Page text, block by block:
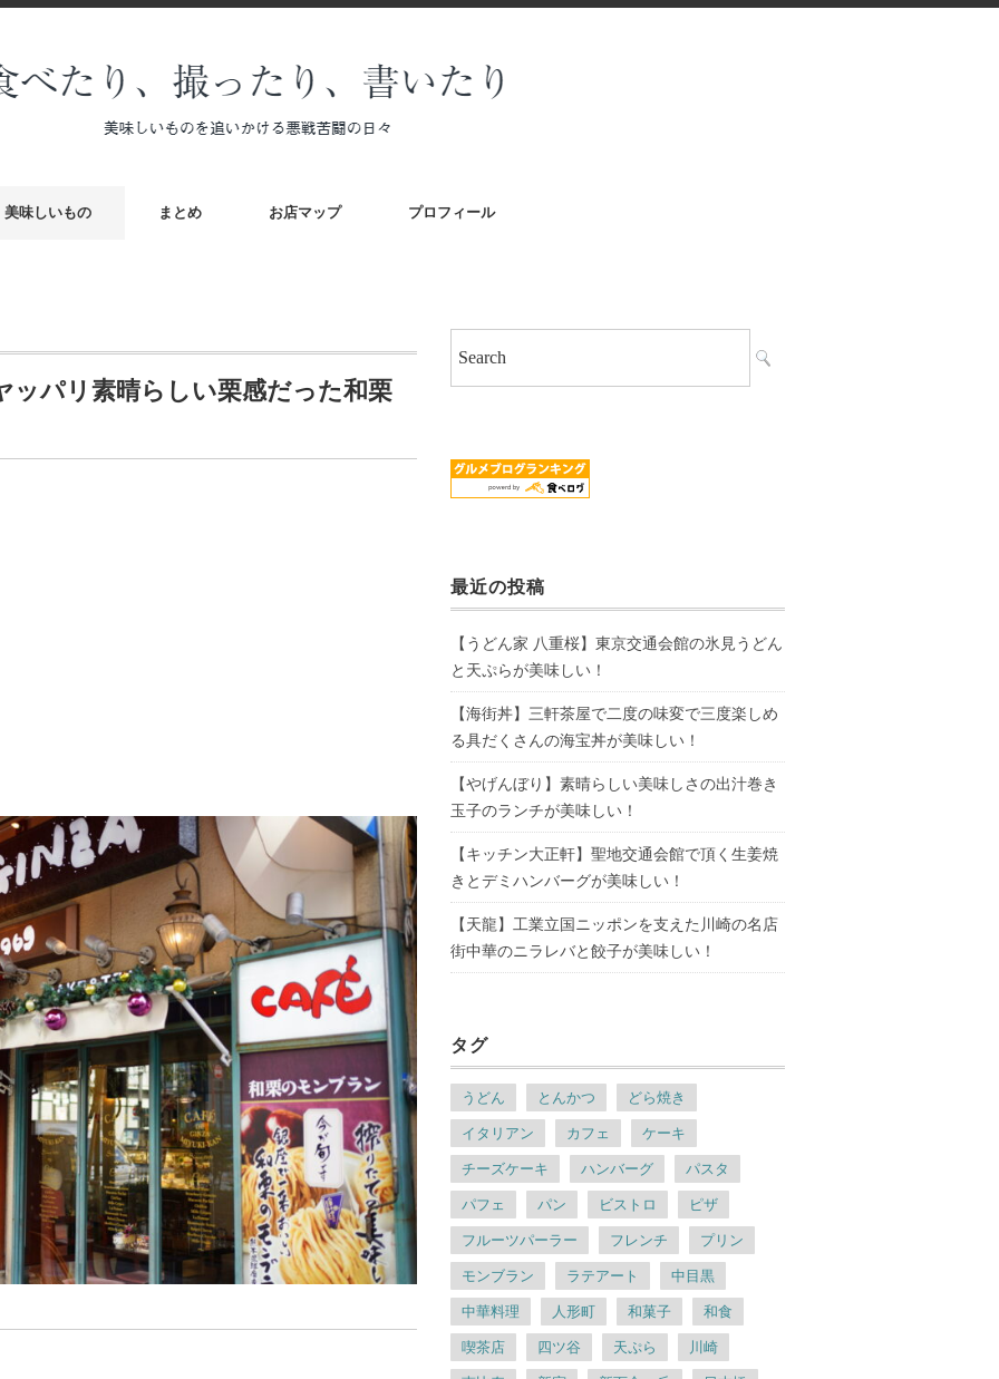
美味しいもの まとめ お店マップ プロフィール
ッパリ素晴らしい栗感だった和栗
最近の投稿
【うどん家 八重桜】東京交通会館の氷見うどん
と天ぷらが美味しい！
【海街丼】三軒茶屋で二度の味変で三度楽しめ
る具だくさんの海宝丼が美味しい！
【やげんぼり】素晴らしい美味しさの出汁巻き
玉子のランチが美味しい！
【キッチン大正軒】聖地交通会館で頂く生姜焼
きとデミハンバーグが美味しい！
【天龍】工業立国ニッポンを支えた川崎の名店
街中華のニラレバと餃子が美味しい！
タグ
うどん とんかつ どら焼き
イタリアン カフェ ケーキ
チーズケーキ ハンバーグ パスタ
パフェ パン ビストロ ピザ
フルーツパーラー フレンチ プリン
モンブラン ラテアート 中目黒
中華料理 人形町 和菓子 和食
喫茶店 四ツ谷 天ぷら 川崎